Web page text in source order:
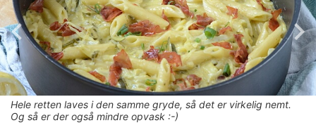
Hele retten laves i den samme gryde, så det er virkelig nemt.
Og så er der også mindre opvask :-)